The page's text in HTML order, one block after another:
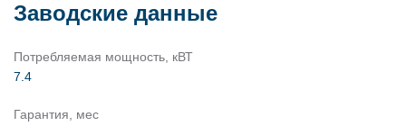
Заводские данные
Потребляемая мощность, кВТ
7.4
Гарантия, мес